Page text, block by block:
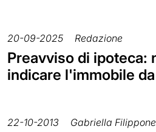
20-09-2025 Redazione
Preavviso di ipoteca:
indicare l'immobile
22-10-2013 Gabriella Filippone